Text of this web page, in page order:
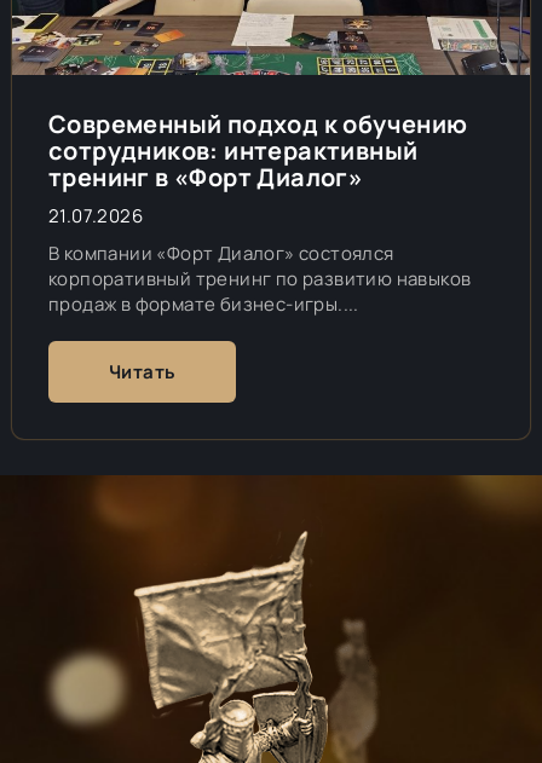
Современный подход к обучению
сотрудников: интерактивный
тренинг в «Форт Диалог»
21.07.2026
В компании «Форт Диалог» состоялся
корпоративный тренинг по развитию навыков
продаж в формате бизнес-игры....
Читать